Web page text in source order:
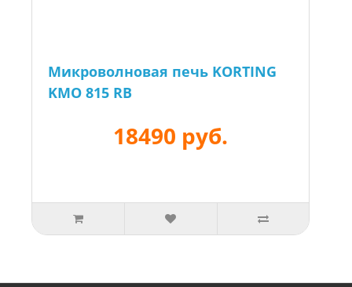
Микроволновая печь KORTING
KMO 815 RB
18490 руб.